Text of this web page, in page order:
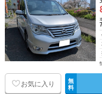
お気に入り 無
料